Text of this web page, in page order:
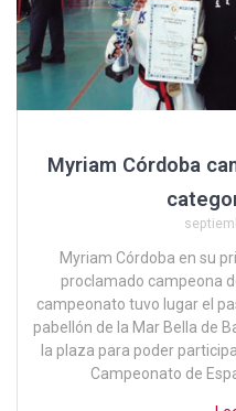
Myriam Córdoba
Myriam Córdoba en su
proclamado campeona
campeonato tuvo lugar el
pabellón de la Mar Bella de
la plaza para poder
Campeonato de